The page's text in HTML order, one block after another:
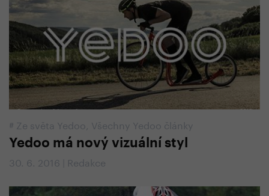
# Ze světa Yedoo Všechny Yedoo články
Yedoo má nový vizuální styl
30. 6. 2016 | Redakce